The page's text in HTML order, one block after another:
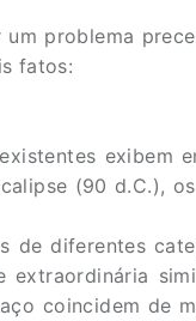
problema
fatos:
exibem
(90 d.C.),
de diferentes
extraordinária
coincidem de